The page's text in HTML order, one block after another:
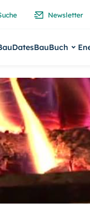
Newsletter
BauBuch